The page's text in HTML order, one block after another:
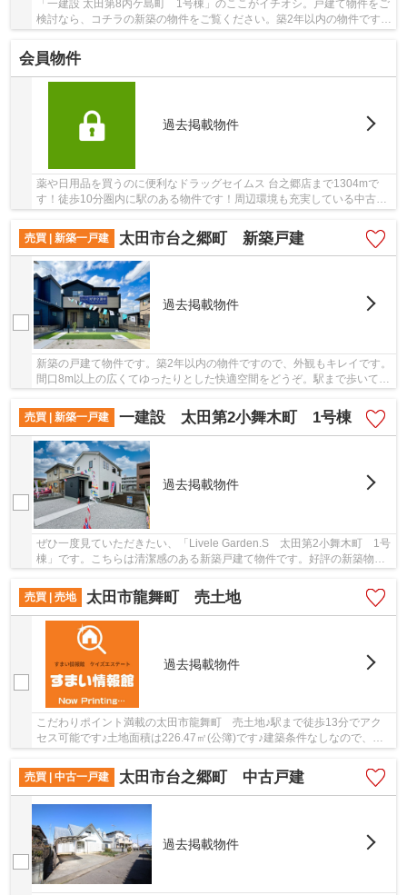
「一建設 太田第8内ケ島町 1号棟」のここがイチオシ。戸建て物件をご
検討なら、コチラの新築の物件をご覧ください。築2年以内の物件ですの
会員物件
過去掲載物件
薬や日用品を買うのに便利なドラッグセイムス 台之郷店まで1304mで
す！徒歩10分圏内に駅のある物件です！周辺環境も充実している中古の
戸建て物件です！東武伊勢崎・大師線韮川駅周辺...
売買 | 新築一戸建
太田市台之郷町 新築戸建
過去掲載物件
新築の戸建て物件です。築2年以内の物件ですので、外観もキレイです。
間口8m以上の広くてゆったりとした快適空間をどうぞ。駅まで歩いて12
売買 | 新築一戸建
一建設 太田第2小舞木町 1号棟
過去掲載物件
ぜひ一度見ていただきたい、「Livele Garden.S 太田第2小舞木町 1号
棟」です。こちらは清潔感のある新築戸建て物件です。好評の新築物件
売買 | 売地
太田市龍舞町 売土地
過去掲載物件
こだわりポイント満載の太田市龍舞町 売土地♪駅まで徒歩13分でアク
セス可能です♪土地面積は226.47㎡(公簿)です♪建築条件なしなので、自
売買 | 中古一戸建
太田市台之郷町 中古戸建
過去掲載物件